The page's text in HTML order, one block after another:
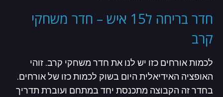
חדר בריחה ל15 איש – חדר משחקי
קרב
לכמות אורחים כזו יש לנו את חדר משחקי קרב. זוהי
האופציה האידיאלית היום בשוק לכמות כזו של אורחים.
בחדר זה הקבוצה מתכנסת יחד במתחם ועוברת תדריך